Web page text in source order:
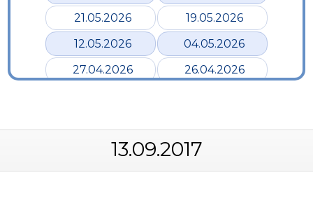
21.05.2026
19.05.2026
12.05.2026
04.05.2026
27.04.2026
26.04.2026
28.03.2026
24.03.2026
19.03.2026
12.03.2026
13.09.2017